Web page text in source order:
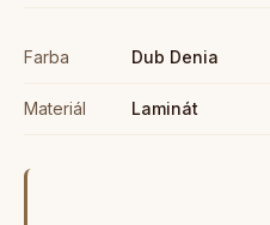
Farba Dub Denia
Materiál Laminát